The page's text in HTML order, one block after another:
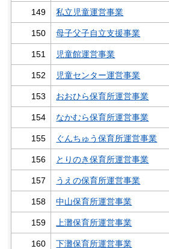
149 私立児童運営事業
150 母子父子自立支援事業
151 児童館運営事業
152 児童センター運営事業
153 おおひら保育所運営事業
154 なかむら保育所運営事業
155 ぐんちゅう保育所運営事業
156 とりのき保育所運営事業
157 うえの保育所運営事業
158 中山保育所運営事業
159 上灘保育所運営事業
160 下灘保育所運営事業